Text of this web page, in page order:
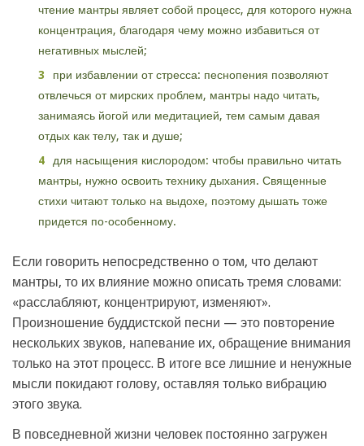
чтение мантры являет собой процесс, для которого нужна
концентрация, благодаря чему можно избавиться от
негативных мыслей;
при избавлении от стресса: песнопения позволяют
отвлечься от мирских проблем, мантры надо читать,
занимаясь йогой или медитацией, тем самым давая
отдых как телу, так и душе;
для насыщения кислородом: чтобы правильно читать
мантры, нужно освоить технику дыхания. Священные
стихи читают только на выдохе, поэтому дышать тоже
придется по-особенному.
Если говорить непосредственно о том, что делают
мантры, то их влияние можно описать тремя словами:
«расслабляют, концентрируют, изменяют».
Произношение буддистской песни — это повторение
нескольких звуков, напевание их, обращение внимания
только на этот процесс. В итоге все лишние и ненужные
мысли покидают голову, оставляя только вибрацию
этого звука.
В повседневной жизни человек постоянно загружен